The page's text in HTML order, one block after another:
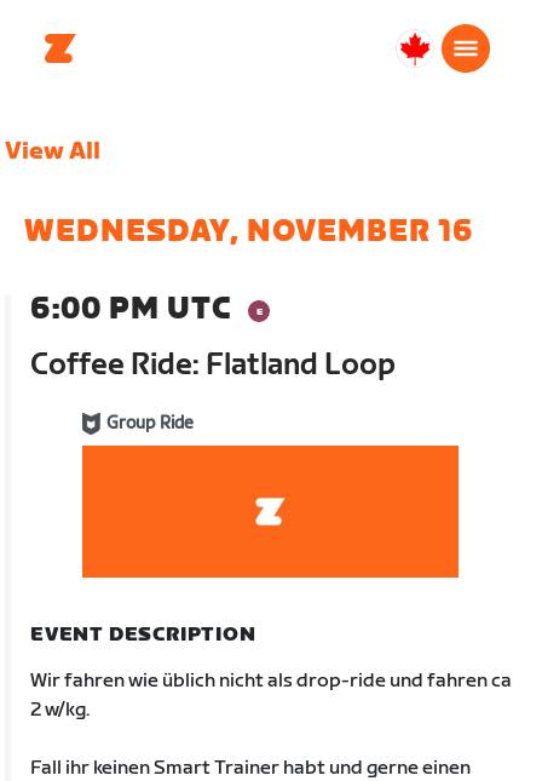
Canada
View All
WEDNESDAY, NOVEMBER 16
6:00 PM UTC
Coffee Ride: Flatland Loop
Group Ride
EVENT DESCRIPTION
Wir fahren wie üblich nicht als drop-ride und fahren ca
2 w/kg.
Fall ihr keinen Smart Trainer habt und gerne einen